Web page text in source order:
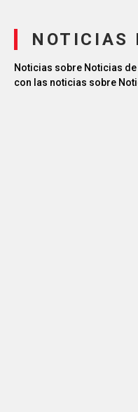
NOTICIAS
Noticias sobre Noticias
con las noticias sobre